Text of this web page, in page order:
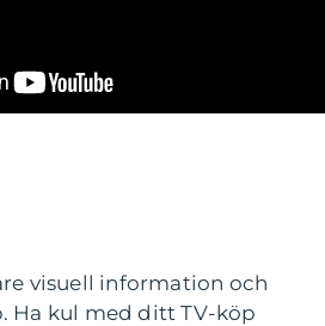
visuell information och
Ha kul med ditt TV-köp